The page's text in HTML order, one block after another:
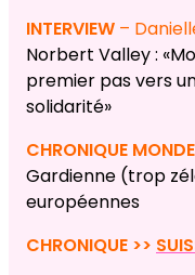
INTERVIEW –
Norbert Valley :
premier pas vers
solidarité»
CHRONIQUE
Gardienne (trop
européennes
CHRONIQUE >>